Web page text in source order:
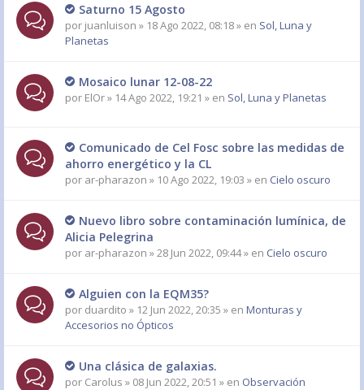
Saturno 15 Agosto
por juanluison » 18 Ago 2022, 08:18 » en Sol, Luna y
Planetas
Mosaico lunar 12-08-22
por ElOr» 14 Ago 2022, 19:21 » en Sol, Luna y Planetas
Comunicado de Cel Fosc sobre las medidas de
ahorro energético y la CL
por ar-pharazon » 10 Ago 2022, 19:03 » en Cielo oscuro
Nuevo libro sobre contaminación lumínica, de
Alicia Pelegrina
por ar-pharazon » 28 Jun 2022, 09:44 » en Cielo oscuro
Alguien con la EQM35?
por duardito » 12 Jun 2022, 20:35 » en Monturas y
Accesorios no Ópticos
Una clásica de galaxias.
por Carolus » 08 Jun 2022, 20:51 » en Observación